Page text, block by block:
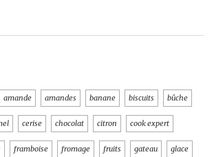
amande amandes banane biscuits bûche
cerise chocolat citron cook expert
framboise fromage fruits gateau glace